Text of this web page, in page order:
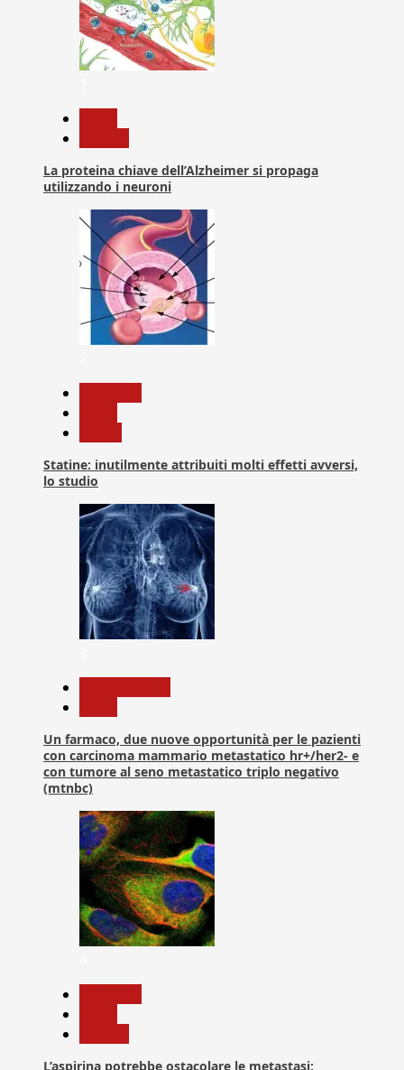
La proteina chiave dell’Alzheimer si propaga
utilizzando i neuroni
Statine: inutilmente attribuiti molti effetti avversi,
lo studio
Un farmaco, due nuove opportunità per le pazienti
con carcinoma mammario metastatico hr+/her2- e
con tumore al seno metastatico triplo negativo
(mtnbc)
L’aspirina potrebbe ostacolare le metastasi: